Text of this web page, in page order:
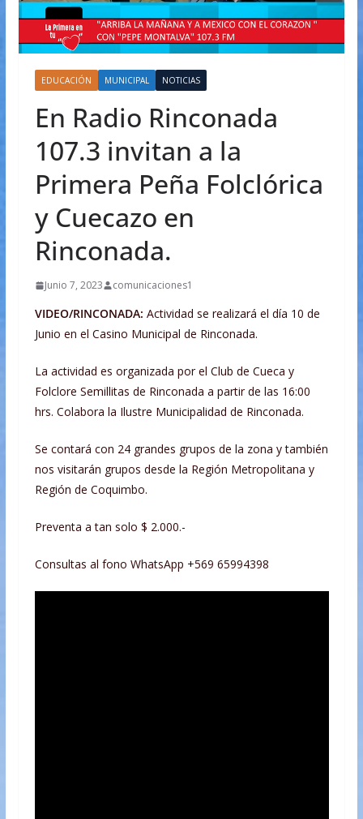
EDUCACIÓN MUNICIPAL NOTICIAS
En Radio Rinconada
107.3 invitan a la
Primera Peña Folclórica
y Cuecazo en
Rinconada.
Junio 7, 2023 comunicaciones1
VIDEO/RINCONADA: Actividad se realizará el día 10 de
Junio en el Casino Municipal de Rinconada.
La actividad es organizada por el Club de Cueca y
Folclore Semillitas de Rinconada a partir de las 16:00
hrs. Colabora la Ilustre Municipalidad de Rinconada.
Se contará con 24 grandes grupos de la zona y también
nos visitarán grupos desde la Región Metropolitana y
Región de Coquimbo.
Preventa a tan solo $ 2.000.-
Consultas al fono WhatsApp +569 65994398